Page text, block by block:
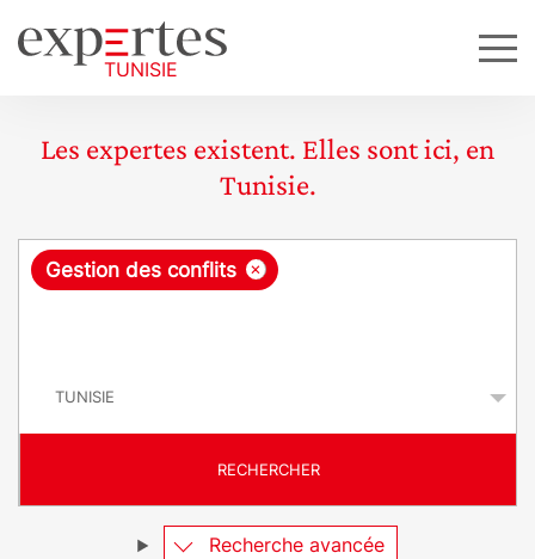
Les expertes existent. Elles sont ici, en
Tunisie.
R
ê
e
×
Gestion des conflits
RECHERCHER
Recherche avancée